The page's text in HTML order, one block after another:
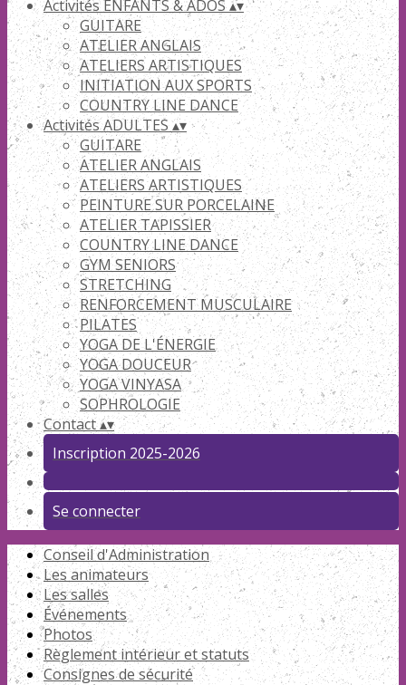
Activités ENFANTS & ADOS▴▾
GUITARE
ATELIER ANGLAIS
ATELIERS ARTISTIQUES
INITIATION AUX SPORTS
COUNTRY LINE DANCE
Activités ADULTES ▴▾
GUITARE
ATELIER ANGLAIS
ATELIERS ARTISTIQUES
PEINTURE SUR PORCELAINE
ATELIER TAPISSIER
COUNTRY LINE DANCE
GYM SENIORS
STRETCHING
RENFORCEMENT MUSCULAIRE
PILATES
YOGA DE L'ÉNERGIE
YOGA DOUCEUR
YOGA VINYASA
SOPHROLOGIE
Contact▴▾
Inscription 2025-2026
Se connecter
Conseil d'Administration
Les animateurs
Les salles
Événements
Photos
Règlement intérieur et statuts
Consignes de sécurité